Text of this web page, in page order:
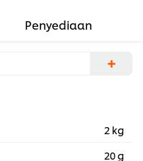
Penyediaan
+
2 kg
20 g